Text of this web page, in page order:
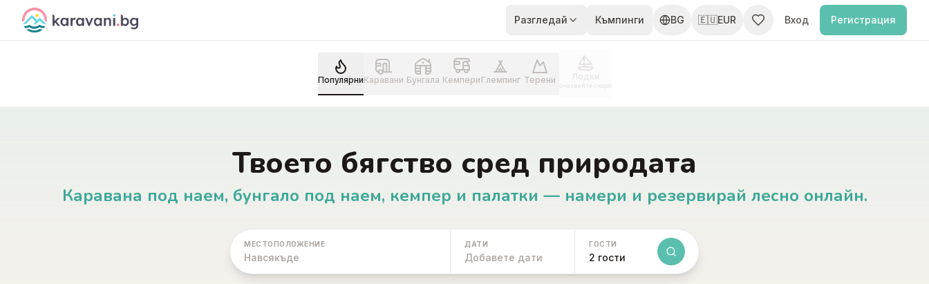
Skip to content
Разгледай Къмпинги BG 🇪🇺EUR Вход Регистрация
ПопулярниКаравани Бунгала Кемпери Глемпинг Терени Лодки
очаквайте скоро
Твоето бягство сред природата
Каравана под наем, бунгало под наем, кемпер и палатки — намери и резервирай лесно онлайн.
МЕСТОПОЛОЖЕНИЕ
Навсякъде
ДАТИ
Добавете дати
ГОСТИ
2 гости